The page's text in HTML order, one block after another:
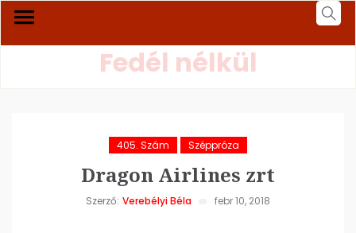
Fedél nélkül
405. Szám Széppróza
Dragon Airlines zrt
Szerző: Verebélyi Béla febr 10, 2018